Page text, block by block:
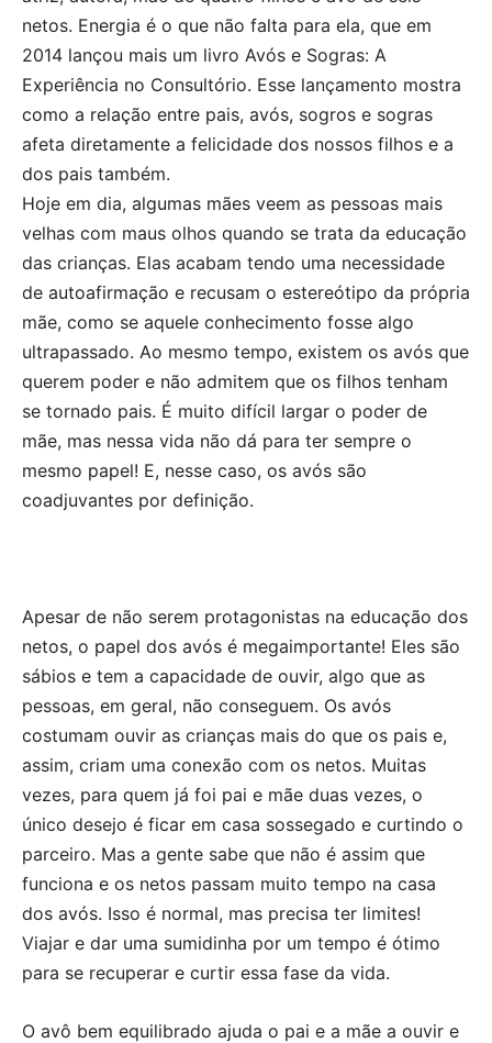
netos. Energia é o que não falta para ela, que em
2014 lançou mais um livro Avós e Sogras: A
Experiência no Consultório. Esse lançamento mostra
como a relação entre pais, avós, sogros e sogras
afeta diretamente a felicidade dos nossos filhos e a
dos pais também.
Hoje em dia, algumas mães veem as pessoas mais
velhas com maus olhos quando se trata da educação
das crianças. Elas acabam tendo uma necessidade
de autoafirmação e recusam o estereótipo da própria
mãe, como se aquele conhecimento fosse algo
ultrapassado. Ao mesmo tempo, existem os avós que
querem poder e não admitem que os filhos tenham
se tornado pais. É muito difícil largar o poder de
mãe, mas nessa vida não dá para ter sempre o
mesmo papel! E, nesse caso, os avós são
coadjuvantes por definição.
Apesar de não serem protagonistas na educação dos
netos, o papel dos avós é megaimportante! Eles são
sábios e tem a capacidade de ouvir, algo que as
pessoas, em geral, não conseguem. Os avós
costumam ouvir as crianças mais do que os pais e,
assim, criam uma conexão com os netos. Muitas
vezes, para quem já foi pai e mãe duas vezes, o
único desejo é ficar em casa sossegado e curtindo o
parceiro. Mas a gente sabe que não é assim que
funciona e os netos passam muito tempo na casa
dos avós. Isso é normal, mas precisa ter limites!
Viajar e dar uma sumidinha por um tempo é ótimo
para se recuperar e curtir essa fase da vida.
O avô bem equilibrado ajuda o pai e a mãe a ouvir e